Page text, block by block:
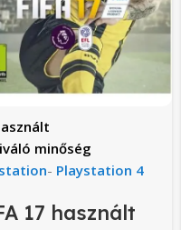
minőség
- Playstation 4
17 használt